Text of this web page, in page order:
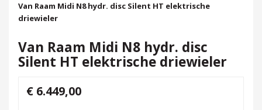
Van Raam Midi N8 hydr. disc Silent HT elektrische
driewieler
Van Raam Midi N8 hydr. disc
Silent HT elektrische driewieler
€ 6.449,00